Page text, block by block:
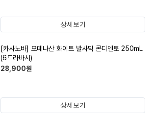
상세보기
[카사노바] 모데나산 화이트 발사믹 콘디멘토 250mL
(6트라바시)
28,900원
상세보기